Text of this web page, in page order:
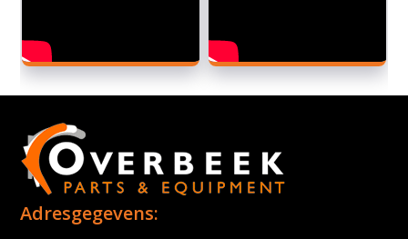
Adresgegevens: